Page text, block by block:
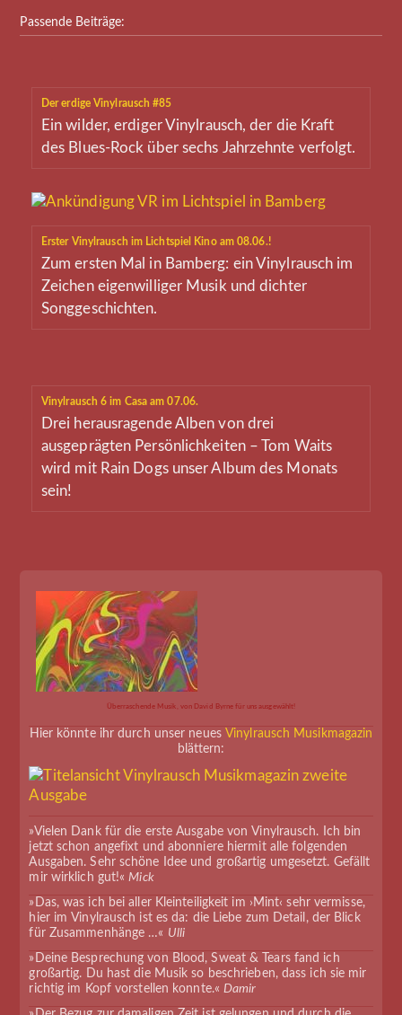
Passende Beiträge:
Der erdige Vinylrausch #85
Ein wilder, erdiger Vinylrausch, der die Kraft
des Blues-Rock über sechs Jahrzehnte verfolgt.
Erster Vinylrausch im Lichtspiel Kino am 08.06.!
Zum ersten Mal in Bamberg: ein Vinylrausch im
Zeichen eigenwilliger Musik und dichter
Songgeschichten.
Vinylrausch 6 im Casa am 07.06.
Drei herausragende Alben von drei
ausgeprägten Persönlichkeiten – Tom Waits
wird mit Rain Dogs unser Album des Monats
sein!
Überraschende Musik, von David Byrne für uns ausgewählt!
Hier könnte ihr durch unser neues Vinylrausch Musikmagazin
blättern:
»Vielen Dank für die erste Ausgabe von Vinylrausch. Ich bin
jetzt schon angefixt und abonniere hiermit alle folgenden
Ausgaben. Sehr schöne Idee und großartig umgesetzt. Gefällt
mir wirklich gut!« Mick
»Das, was ich bei aller Kleinteiligkeit im ›Mint‹ sehr vermisse,
hier im Vinylrausch ist es da: die Liebe zum Detail, der Blick
für Zusammenhänge …« Ulli
»Deine Besprechung von Blood, Sweat & Tears fand ich
großartig. Du hast die Musik so beschrieben, dass ich sie mir
richtig im Kopf vorstellen konnte.« Damir